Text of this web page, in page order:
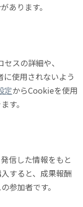
あります。
スの詳細や、
使用されないよう
定からCookieを使用
す。
信した情報をもと
すると、成果報酬
参加者です。